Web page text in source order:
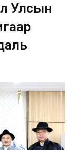
Улсын